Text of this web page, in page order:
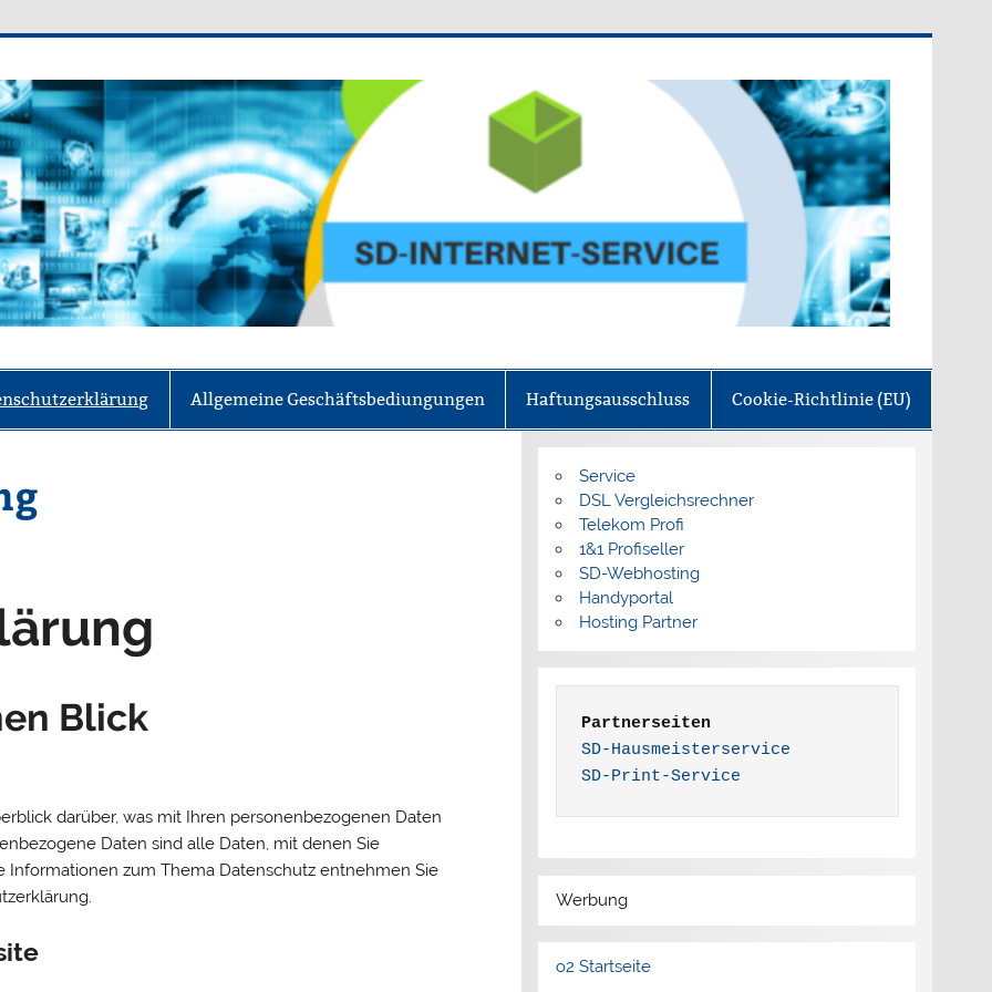
Allgemeine Geschäftsbediungungen Haftungsausschluss Cookie-Richtlinie (EU)
Blick
darüber, was mit Ihren personenbezogenen Daten
Daten sind alle Daten, mit denen Sie
zum Thema Datenschutz entnehmen Sie
Service
DSL Vergleichsrechner
Telekom Profi
1&1 Profiseller
SD-Webhosting
Handyportal
Hosting Partner
Partnerseiten
SD-Hausmeisterservice
SD-Print-Service
Werbung
o2 Startseite